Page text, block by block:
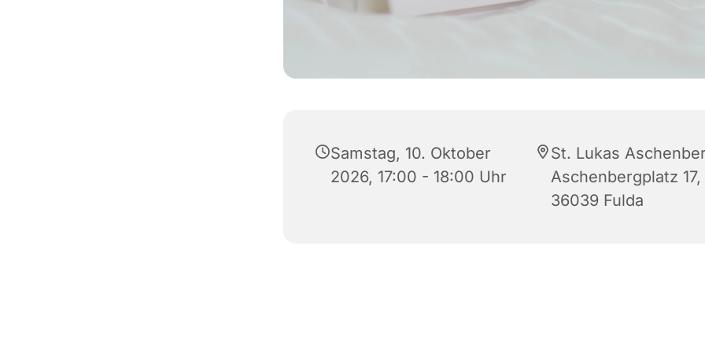
Samstag, 10. Oktober
2026, 17:00 - 18:00 Uhr
St. Lukas
Aschenbergplatz 17,
36039 Fulda